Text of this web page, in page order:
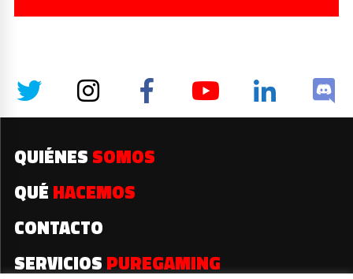
QUIÉNES SOMOS
QUÉ HACEMOS
CONTACTO
SERVICIOS PUREGAMING